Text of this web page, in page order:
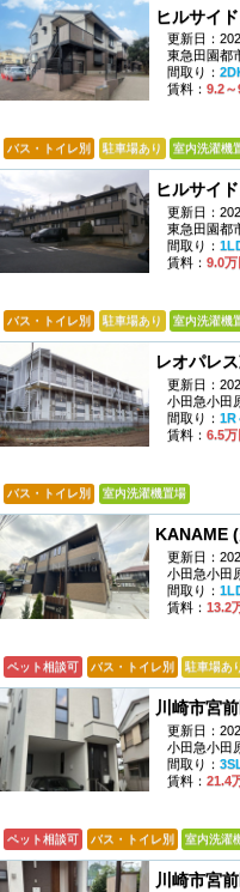
ヒルサイ
更新日：
東急田園都
間取り：
賃料： 9.2～
バス・トイレ別 駐車場あり 室内洗濯機
ヒルサイ
更新日：
東急田園都
間取り：
賃料： 9.0万
バス・トイレ別 駐車場あり 室内洗濯機
レオパレ
更新日：
小田急小田
間取り： 1R
賃料： 6.5万
バス・トイレ別 室内洗濯機置場
KANAME
更新日：
小田急小田
間取り：
賃料： 13.2
ペット相談可 バス・トイレ別 駐車場あ
川崎市宮
更新日：
小田急小田
間取り：
賃料： 21.4
ペット相談可 バス・トイレ別 室内洗濯
川崎市宮